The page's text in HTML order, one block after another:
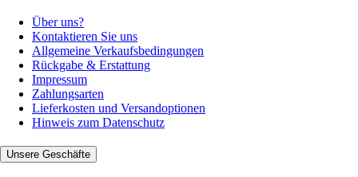
Über uns?
Kontaktieren Sie uns
Allgemeine Verkaufsbedingungen
Rückgabe & Erstattung
Impressum
Zahlungsarten
Lieferkosten und Versandoptionen
Hinweis zum Datenschutz
Unsere Geschäfte